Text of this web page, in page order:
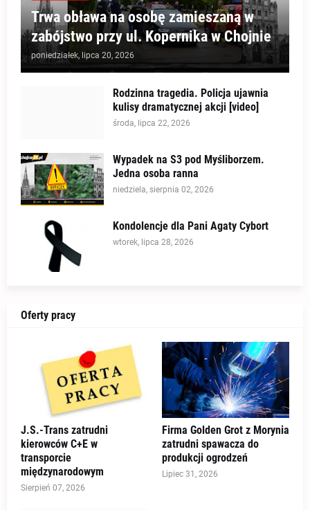
Trwa obława na osobę zamieszaną w
zabójstwo przy ul. Kopernika w Chojnie
poniedziałek, lipca 20, 2026
Rodzinna tragedia. Policja ujawnia
kulisy dramatycznej akcji [video]
środa, lipca 22, 2026
Wypadek na S3 pod Myśliborzem.
Jedna osoba ranna
niedziela, sierpnia 02, 2026
Kondolencje dla Pani Agaty Cybort
wtorek, lipca 28, 2026
Oferty pracy
J.S.-Trans zatrudni
kierowców C+E w
transporcie
międzynarodowym
Sierpień 07, 2026
Firma Golden Grot z Morynia
zatrudni spawacza do
produkcji ogrodzeń
Lipiec 31, 2026